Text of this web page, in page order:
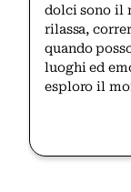
dolci sono il
rilassa,
quando
luoghi ed
esploro il